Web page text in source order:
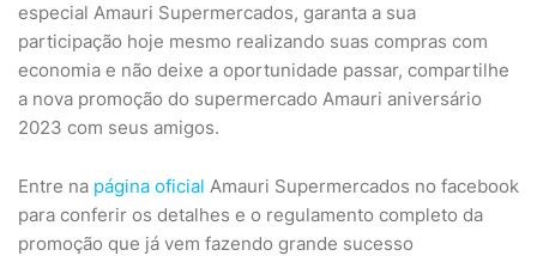
especial Amauri Supermercados, garanta a sua
participação hoje mesmo realizando suas compras com
economia e não deixe a oportunidade passar, compartilhe
a nova promoção do supermercado Amauri aniversário
2023 com seus amigos.
Entre na página oficial Amauri Supermercados no facebook
para conferir os detalhes e o regulamento completo da
promoção que já vem fazendo grande sucesso